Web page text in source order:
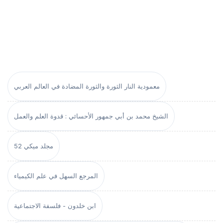
معمودية النار الثورة والثورة المضادة في العالم العربي
الشيخ محمد بن أبي جمهور الأحسائي : قدوة العلم والعمل
مجلد ميكي 52
المرجع السهل في علم الكيمياء
ابن خلدون - فلسفة الاجتماعية